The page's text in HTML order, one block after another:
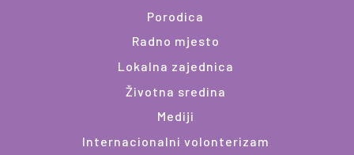
Porodica
Radno mjesto
Lokalna zajednica
Životna sredina
Mediji
Internacionalni volonterizam